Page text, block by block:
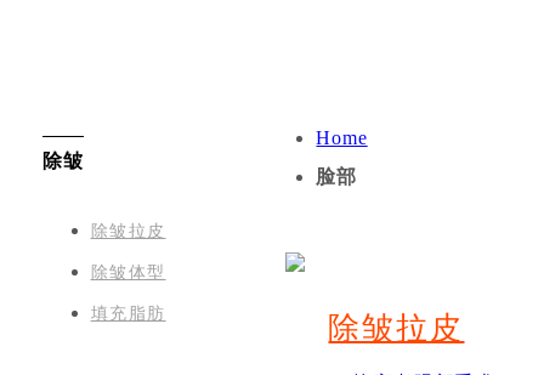
除皱
除皱拉皮
除皱体型
填充脂肪
Home
脸部
除皱拉皮